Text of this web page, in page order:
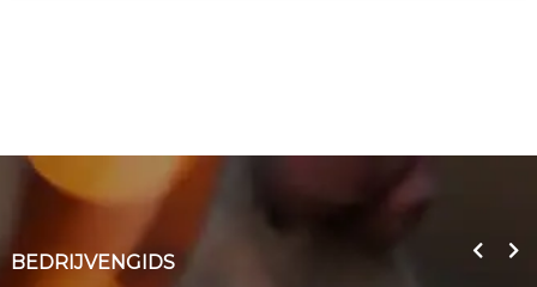
BEDRIJVENGIDS